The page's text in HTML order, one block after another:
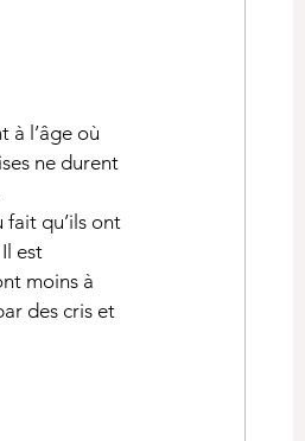
à l’âge où
ne durent
fait qu’ils ont
est
moins à
des cris et